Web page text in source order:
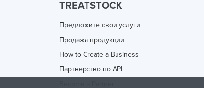
TREATSTOCK
Предложите свои услуги
Продажа продукции
How to Create a Business
Партнерство по API